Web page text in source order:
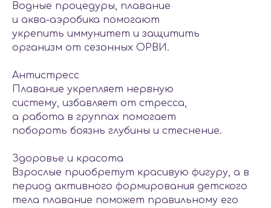
Водные процедуры, плавание
и аква-аэробика помогают
укрепить иммунитет и защитить
организм от сезонных ОРВИ.
Антистресс
Плавание укрепляет нервную
систему, избавляет от стресса,
а работа в группах помогает
побороть боязнь глубины и стеснение.
Здоровье и красота
Взрослые приобретут красивую фигуру, а в
период активного формирования детского
тела плавание поможет правильному его